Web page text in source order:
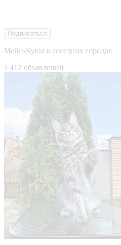
Подписаться
Мейн-Куны в соседних городах
1 412 объявлений